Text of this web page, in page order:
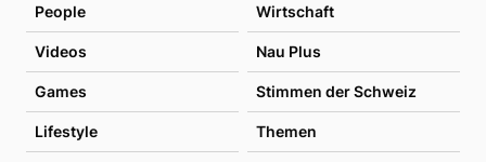
People Wirtschaft
Videos Nau Plus
Games Stimmen der Schweiz
Lifestyle Themen